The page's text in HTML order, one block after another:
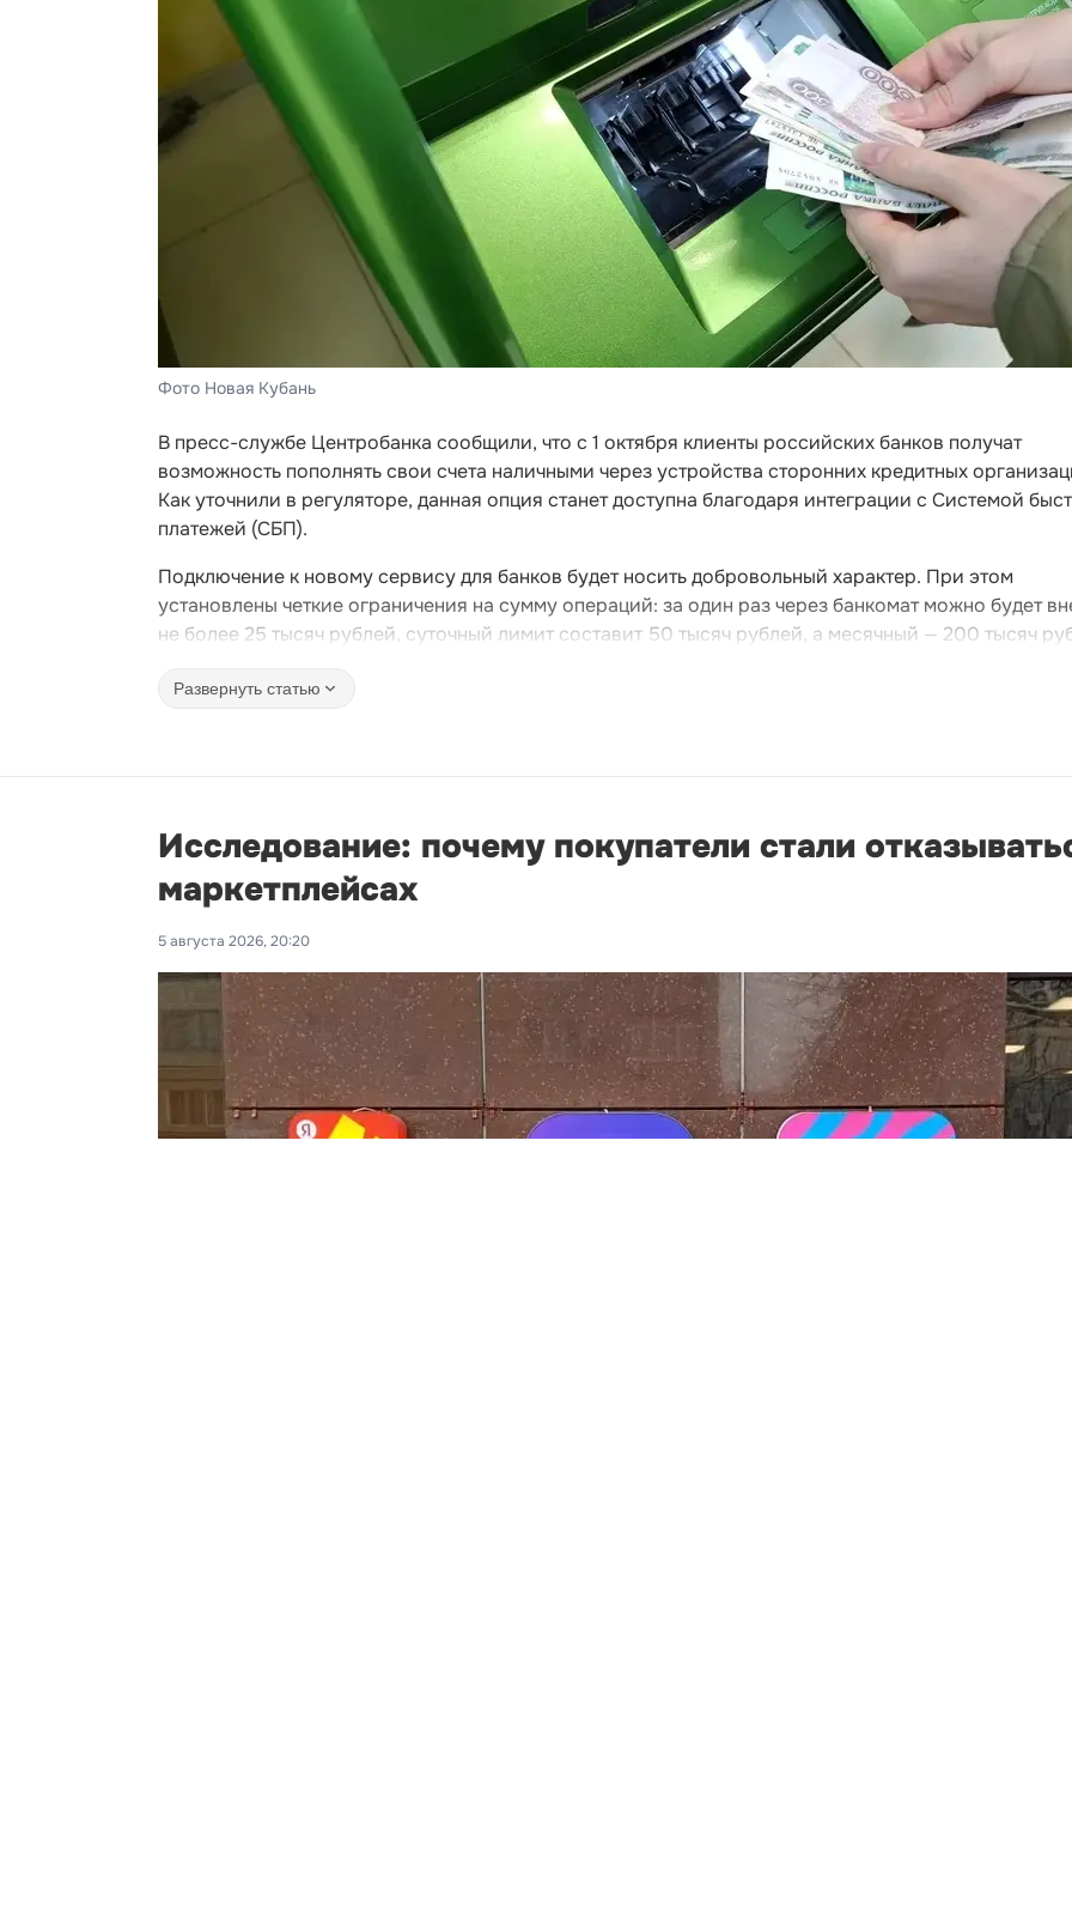
Фото Новая Кубань
В пресс-службе Центробанка сообщили, что с 1 октября клиенты российских банков получат
возможность пополнять свои счета наличными через устройства сторонних кредитных
Как уточнили в регуляторе, данная опция станет доступна благодаря интеграции с Системой
платежей (СБП).
Подключение к новому сервису для банков будет носить добровольный характер. При этом
установлены четкие ограничения на сумму операций: за один раз через банкомат можно будет
не более 25 тысяч рублей, суточный лимит составит 50 тысяч рублей, а месячный — 200 тысяч
Развернуть статью
Исследование: почему покупатели стали
маркетплейсах
5 августа 2026, 20:20